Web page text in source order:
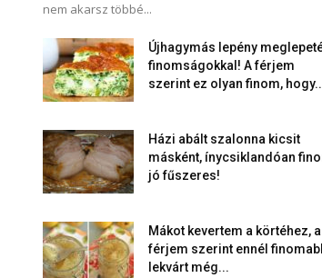
nem akarsz többé...
Újhagymás lepény
finomságokkal! A férjem
szerint ez olyan finom,
Házi abált szalonna kicsit
másként, ínycsiklandóan
jó fűszeres!
Mákot kevertem a körtéhez, a
férjem szerint ennél
lekvárt még...